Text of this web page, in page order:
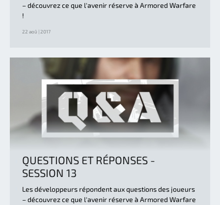
– découvrez ce que l'avenir réserve à Armored Warfare
!
22 aoû | 2017
QUESTIONS ET RÉPONSES -
SESSION 13
Les développeurs répondent aux questions des joueurs
– découvrez ce que l'avenir réserve à Armored Warfare